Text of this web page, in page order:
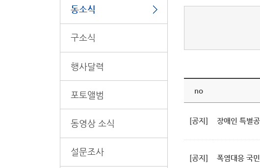
동소식
구소식
행사달력
포토앨범
동영상 소식
설문조사
no
[공지] 장애인 특별
[공지] 폭염대응 국